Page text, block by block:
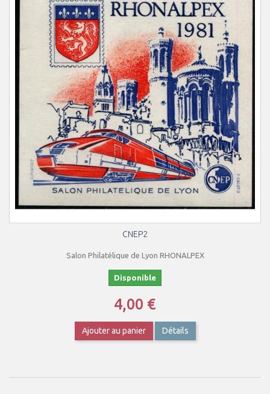
CNEP2
Salon Philatélique de Lyon RHONALPEX
Disponible
4,00 €
Ajouter au panier Détails